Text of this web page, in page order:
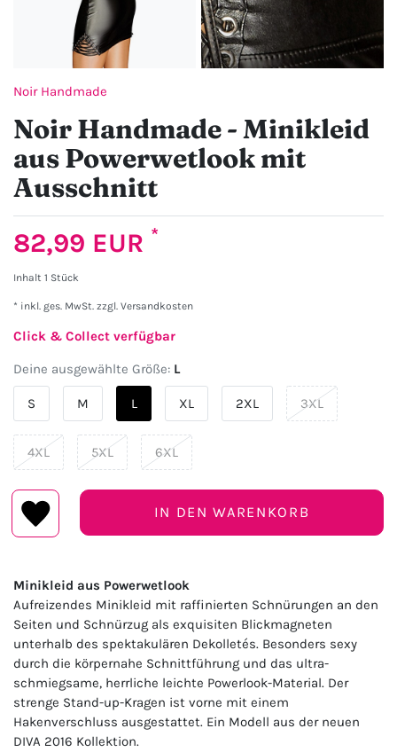
Noir Handmade
Noir Handmade - Minikleid
aus Powerwetlook mit
Ausschnitt
82,99 EUR *
Inhalt 1 Stück
* inkl. ges. MwSt. zzgl. Versandkosten
Click & Collect verfügbar
Deine ausgewählte Größe: L
S M L XL 2XL 3XL
4XL 5XL 6XL
IN DEN WARENKORB
Minikleid aus Powerwetlook
Aufreizendes Minikleid mit raffinierten Schnürungen an den
Seiten und Schnürzug als exquisiten Blickmagneten
unterhalb des spektakulären Dekolletés. Besonders sexy
durch die körpernahe Schnittführung und das ultra-
schmiegsame, herrliche leichte Powerlook-Material. Der
strenge Stand-up-Kragen ist vorne mit einem
Hakenverschluss ausgestattet. Ein Modell aus der neuen
DIVA 2016 Kollektion.